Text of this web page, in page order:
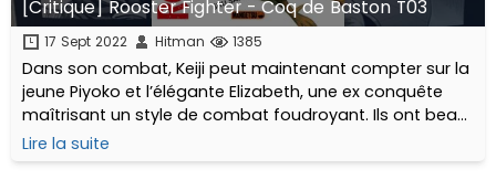
[Critique] Rooster Fighter - Coq de Baston T03
17 Sept 2022 Hitman 1385
Dans son combat, Keiji peut maintenant compter sur la
jeune Piyoko et l’élégante Elizabeth, une ex conquête
maîtrisant un style de combat foudroyant. Ils ont beau
régulièrement se prendre le bec...
Lire la suite